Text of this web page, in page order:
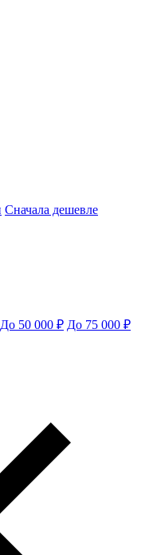
Сначала дешевле
До 50 000 ₽ До 75 000 ₽